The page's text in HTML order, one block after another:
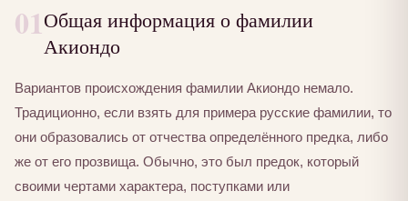
01Общая информация о фамилии
Акиондо
Вариантов происхождения фамилии Акиондо немало.
Традиционно, если взять для примера русские фамилии, то
они образовались от отчества определённого предка, либо
же от его прозвища. Обычно, это был предок, который
своими чертами характера, поступками или